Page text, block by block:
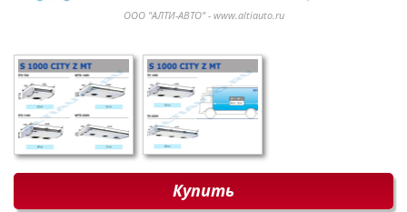
Купить
ООО "АЛТИ-АВТО" - www.altiauto.ru